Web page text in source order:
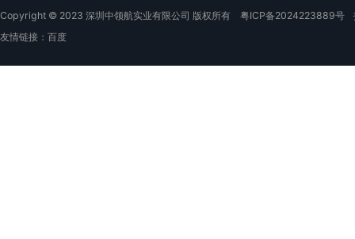
Copyright © 2023 深圳中领航实业有限公司 版权所有 粤ICP备2024223889号
友情链接： 百度